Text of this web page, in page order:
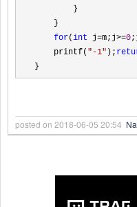
        }
    }
for(int j=m;j>=0
    printf(
" -1" );
}
posted on 2018-06-05 20:54